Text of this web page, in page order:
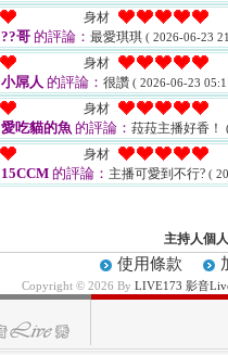
身材
??哥 的評論： 最愛琪琪 ( 2026-06-23
身材
小屌人 的評論： 很讚 ( 2026-06-23
身材
愛吃貓的魚 的評論： 菈菈主播好香！
身材
15CCM 的評論： 主播可愛到不行? (
主持人個
使用條款
Copyright © 2026 By LIVE173 影音